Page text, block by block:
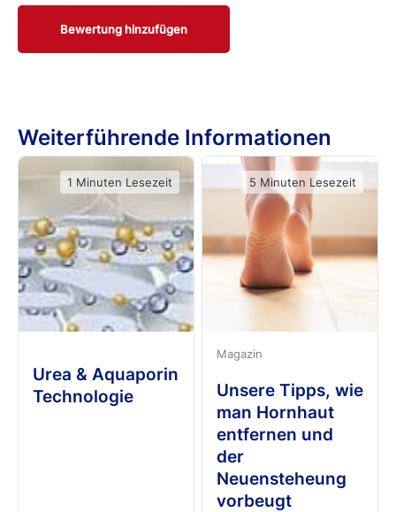
Bewertung hinzufügen
Weiterführende Informationen
Urea & Aquaporin
Technologie
1 Minuten Lesezeit
Magazin
Unsere Tipps, wie
man Hornhaut
entfernen und
der
Neuensteheung
vorbeugt
5 Minuten Lesezeit